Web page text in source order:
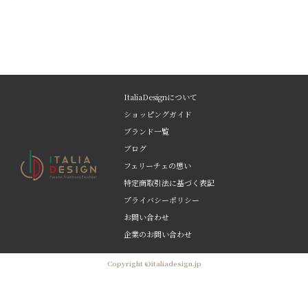
ItaliaDesignについて
ショッピングガイド
ブランド一覧
ブログ
フェリーチェの想い
特定商取引法に基づく表記
プライバシーポリシー
お問い合わせ
企業のお問い合わせ
Copyright ©italiadesign.jp